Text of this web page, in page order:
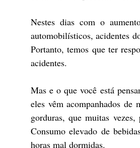
Nestes dias com o
automobilísticos, acidentes
Portanto, temos que ter
acidentes.
Mas e o que você está
eles vêm acompanhados de
gorduras, que muitas
Consumo elevado de
horas mal dormidas.